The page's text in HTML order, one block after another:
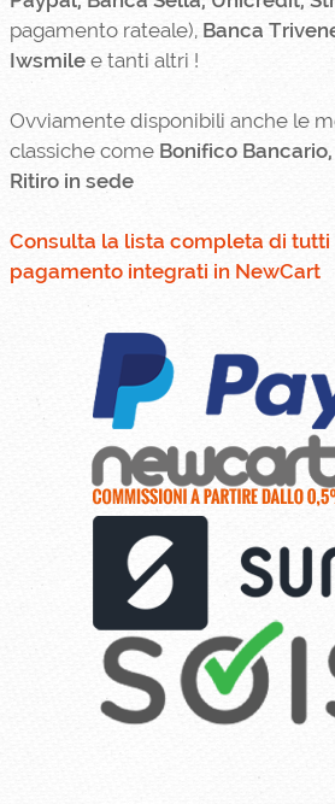
pagamento rateale), Banca
Iwsmile e tanti altri !
Ovviamente disponibili anche le
classiche come Bonifico
Ritiro in sede
Consulta la lista completa di tutti
pagamento integrati in NewCart